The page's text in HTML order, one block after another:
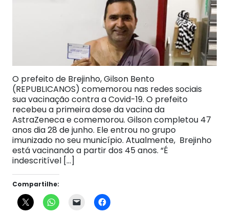
O prefeito de Brejinho, Gilson Bento
(REPUBLICANOS) comemorou nas redes sociais
sua vacinação contra a Covid-19. O prefeito
recebeu a primeira dose da vacina da
AstraZeneca e comemorou. Gilson completou 47
anos dia 28 de junho. Ele entrou no grupo
imunizado no seu município. Atualmente, Brejinho
está vacinando a partir dos 45 anos. “É
indescritível […]
Compartilhe: